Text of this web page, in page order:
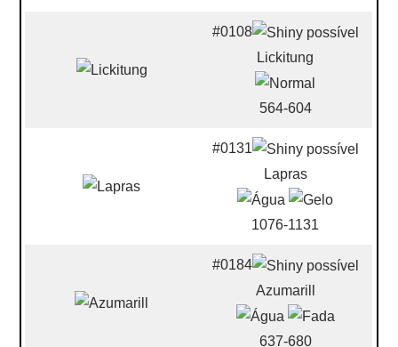
#0108
Lickitung
564-604
#0131
Lapras
1076-1131
#0184
Azumarill
637-680